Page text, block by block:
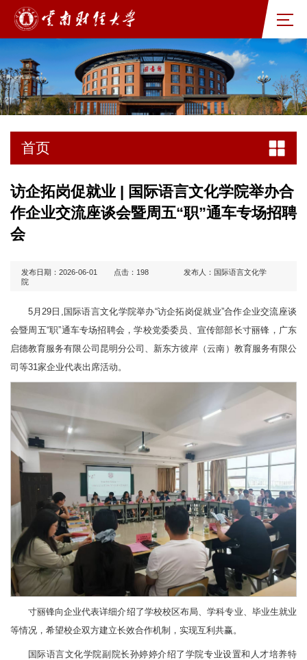
首页
访企拓岗促就业 | 国际语言文化学院举办合
作企业交流座谈会暨周五“职”通车专场招聘
会
发布日期：2026-06-01 点击： 198
发布人：国际语言文化学
院
5月29日,国际语言文化学院举办“访企拓岗促就业”合作企业交流座谈
会暨周五“职”通车专场招聘会，学校党委委员、宣传部部长寸丽锋，广东
启德教育服务有限公司昆明分公司、新东方彼岸（云南）教育服务有限公
司等31家企业代表出席活动。
寸丽锋向企业代表详细介绍了学校校区布局、学科专业、毕业生就业
等情况，希望校企双方建立长效合作机制，实现互利共赢。
国际语言文化学院副院长孙婷婷介绍了学院专业设置和人才培养特